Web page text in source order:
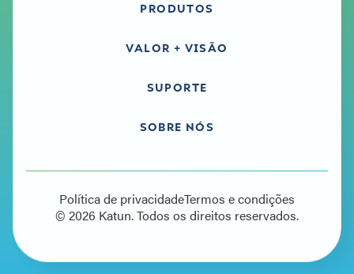
PRODUTOS
VALOR + VISÃO
SUPORTE
SOBRE NÓS
© 2026 Katun. Todos os direitos reservados.
Política de privacidadeTermos e condições